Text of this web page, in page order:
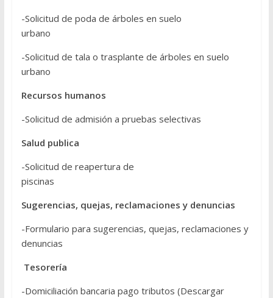
-Solicitud de poda de árboles en suelo
urbano
-Solicitud de tala o trasplante de árboles en suelo
urbano
Recursos humanos
-Solicitud de admisión a pruebas selectivas
Salud publica
-Solicitud de reapertura de
piscinas
Sugerencias, quejas, reclamaciones y denuncias
-Formulario para sugerencias, quejas, reclamaciones y
denuncias
Tesorería
-Domiciliación bancaria pago tributos (Descargar